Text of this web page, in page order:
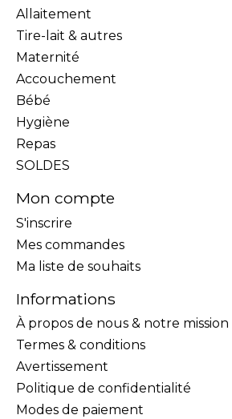
Allaitement
Tire-lait & autres
Maternité
Accouchement
Bébé
Hygiène
Repas
SOLDES
Mon compte
S'inscrire
Mes commandes
Ma liste de souhaits
Informations
À propos de nous & notre mission
Termes & conditions
Avertissement
Politique de confidentialité
Modes de paiement